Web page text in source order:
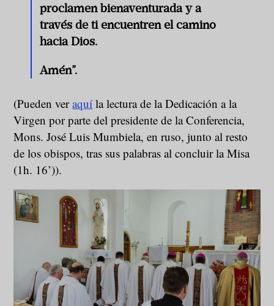
proclamen bienaventurada y a
través de ti encuentren el camino
hacia Dios.
Amén”.
(Pueden veraquíla lectura de la Dedicación a la
Virgen por parte del presidente de la Conferencia,
Mons. José Luis Mumbiela, en ruso, junto al resto
de los obispos, tras sus palabras al concluir la Misa
(1h. 16’)).